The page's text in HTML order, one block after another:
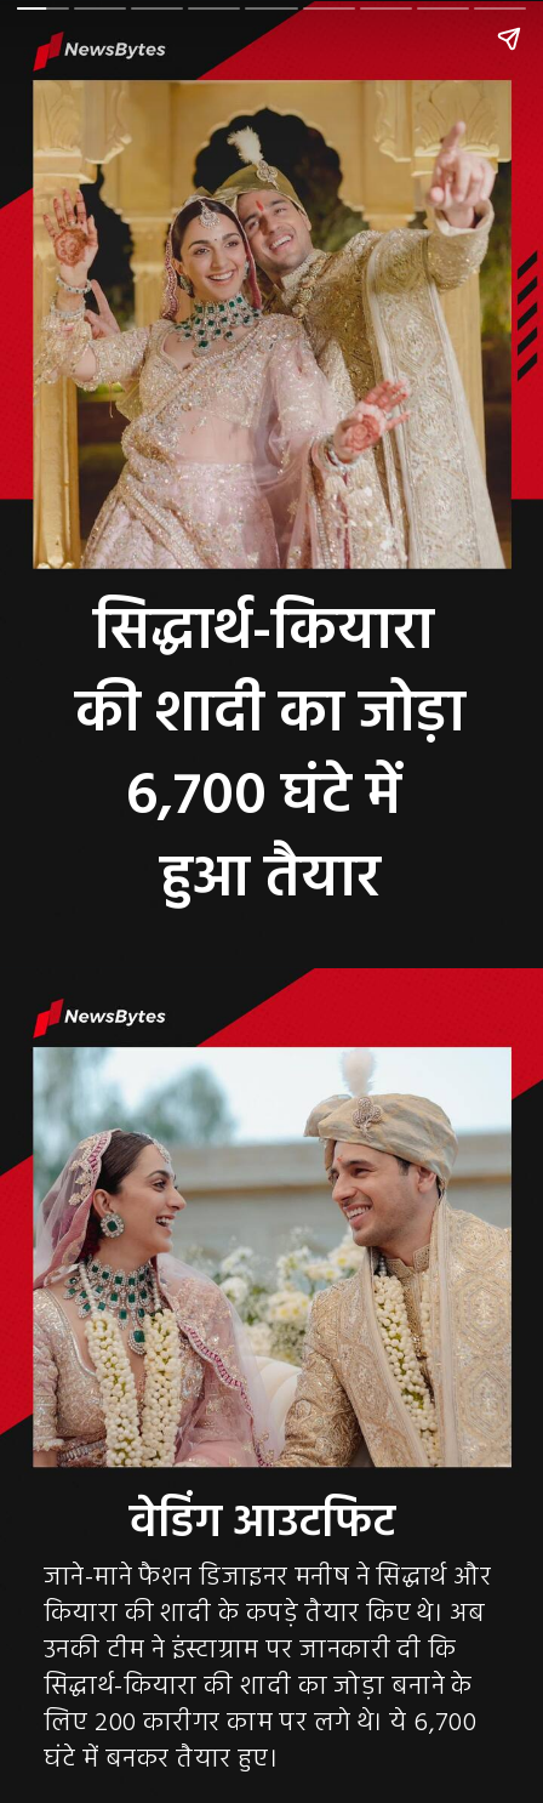
सिद्धार्थ-कियारा
की शादी का जोड़ा
6,700 घंटे में
हुआ तैयार
वेडिंग आउटफिट
जाने-माने फैशन डिजाइनर मनीष ने सिद्धार्थ और
कियारा की शादी के कपड़े तैयार किए थे। अब
उनकी टीम ने इंस्टाग्राम पर जानकारी दी कि
सिद्धार्थ-कियारा की शादी का जोड़ा बनाने के
लिए 200 कारीगर काम पर लगे थे। ये 6,700